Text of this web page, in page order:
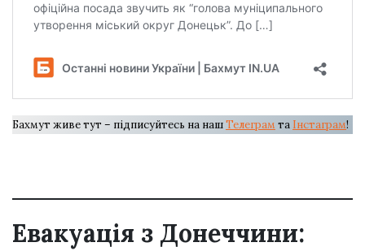
Бахмут живе тут – підписуйтесь на нашТелеграм та Інстаграм!
Евакуація з Донеччини: